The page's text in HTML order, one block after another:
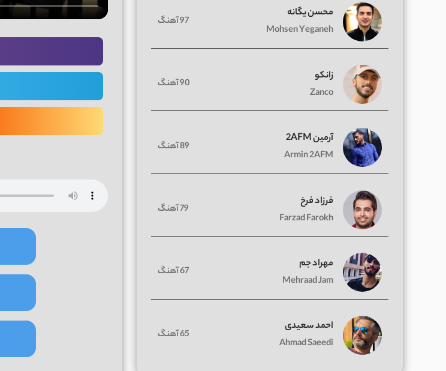
محسن یگانه
Mohsen Yeganeh
97 آهنگ
زانکو
Zanco
90 آهنگ
آرمین 2AFM
Armin 2AFM
89 آهنگ
فرزاد فرخ
Farzad Farokh
79 آهنگ
مهراد جم
Mehraad Jam
67 آهنگ
احمد سعیدی
Ahmad Saeedi
65 آهنگ